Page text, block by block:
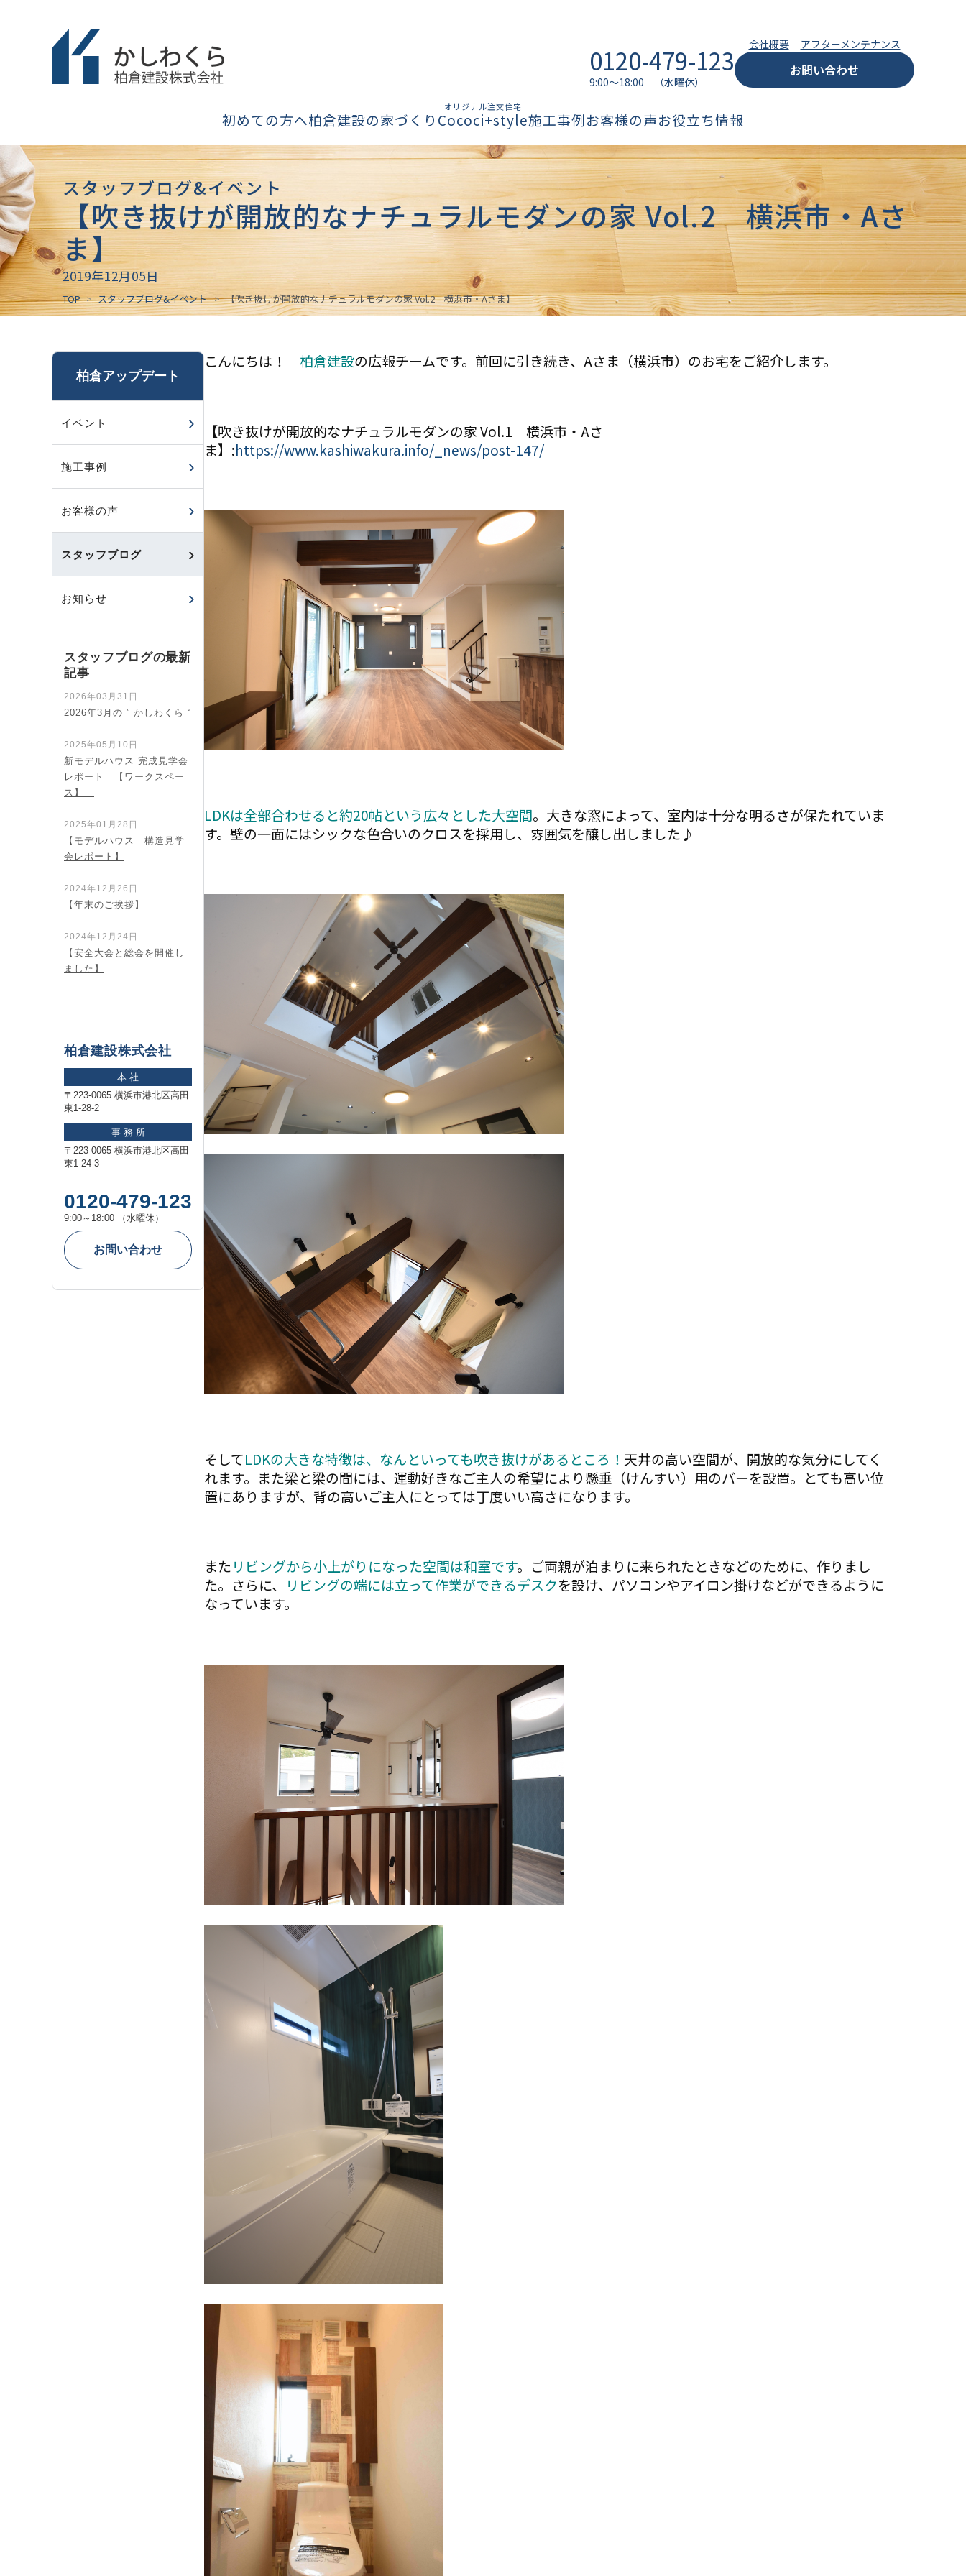
0120-479-123
9:00～18:00 （水曜休）
会社概要 アフターメンテナンス
お問い合わせ
初めての方へ柏倉建設の家づくり
オリジナル注文住宅
Cococi+style施工事例お客様の声お役立ち情報
スタッフブログ&イベント
【吹き抜けが開放的なナチュラルモダンの家 Vol.2 横浜市・Aさ
ま】
2019年12月05日
TOP スタッフブログ&イベント 【吹き抜けが開放的なナチュラルモダンの家 Vol.2 横浜市・Aさま】
こんにちは！ 柏倉建設の広報チームです。前回に引き続き、Aさま（横浜市）のお宅をご紹介します。
【吹き抜けが開放的なナチュラルモダンの家 Vol.1 横浜市・Aさ
ま】:https://www.kashiwakura.info/_news/post-147/
LDKは全部合わせると約20帖という広々とした大空間。大きな窓によって、室内は十分な明るさが保たれていま
す。壁の一面にはシックな色合いのクロスを採用し、雰囲気を醸し出しました♪
そしてLDKの大きな特徴は、なんといっても吹き抜けがあるところ！ 天井の高い空間が、開放的な気分にしてく
れます。また梁と梁の間には、運動好きなご主人の希望により懸垂（けんすい）用のバーを設置。とても高い位
置にありますが、背の高いご主人にとっては丁度いい高さになります。
またリビングから小上がりになった空間は和室です。ご両親が泊まりに来られたときなどのために、作りまし
た。さらに、
リビングの端には立って作業ができるデスクを設け、パソコンやアイロン掛けなどができるように
なっています。
柏倉アップデート
イベント
施工事例
お客様の声
スタッフブログ
お知らせ
スタッフブログの最新
記事
2026年03月31日
2026年3月の ” かしわくら “
2025年05月10日
新モデルハウス 完成見学会
レポート 【ワークスペー
ス】
2025年01月28日
【モデルハウス 構造見学
会レポート】
2024年12月26日
【年末のご挨拶】
2024年12月24日
【安全大会と総会を開催し
ました】
柏倉建設株式会社
本 社
〒223-0065 横浜市港北区高田
東1-28-2
事 務 所
〒223-0065 横浜市港北区高田
東1-24-3
0120-479-123
9:00～18:00 （水曜休）
お問い合わせ